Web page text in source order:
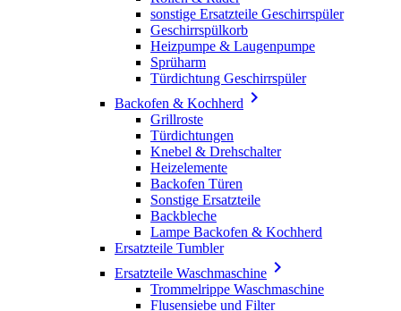
sonstige Ersatzteile Geschirrspüler
Geschirrspülkorb
Heizpumpe & Laugenpumpe
Sprüharm
Türdichtung Geschirrspüler
Backofen & Kochherd 
Grillroste
Türdichtungen
Knebel & Drehschalter
Heizelemente
Backofen Türen
Sonstige Ersatzteile
Backbleche
Lampe Backofen & Kochherd
Ersatzteile Tumbler
Ersatzteile Waschmaschine 
Trommelrippe Waschmaschine
Flusensiebe und Filter